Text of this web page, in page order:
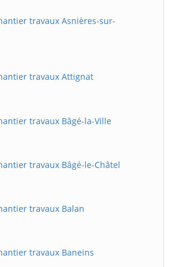
travaux Asnières-sur-
travaux Attignat
travaux Bâgé-la-Ville
travaux Bâgé-le-Châtel
travaux Balan
travaux Baneins